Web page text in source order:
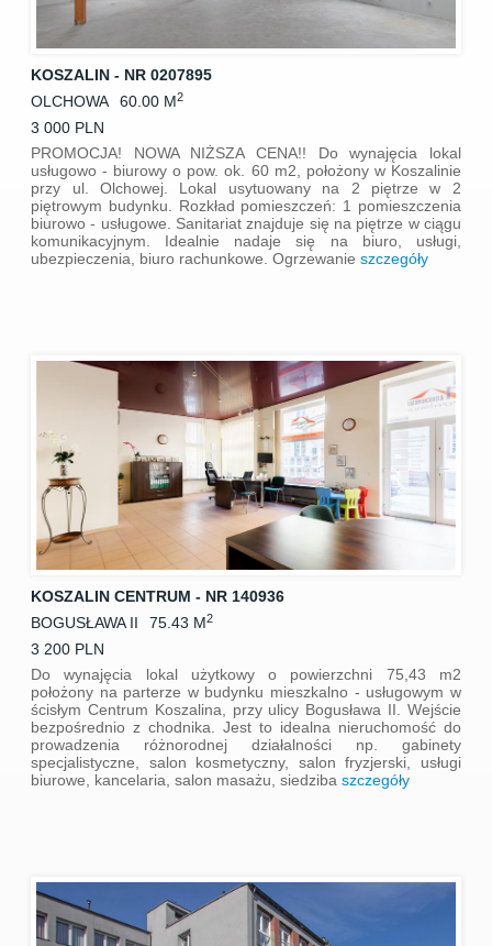
KOSZALIN - NR 0207895
OLCHOWA
60.00 M2
3 000 PLN
PROMOCJA! NOWA NIŻSZA CENA!! Do wynajęcia lokal
usługowo - biurowy o pow. ok. 60 m2, położony w Koszalinie
przy ul. Olchowej. Lokal usytuowany na 2 piętrze w 2
piętrowym budynku. Rozkład pomieszczeń: 1 pomieszczenia
biurowo - usługowe. Sanitariat znajduje się na piętrze w ciągu
komunikacyjnym. Idealnie nadaje się na biuro, usługi,
ubezpieczenia, biuro rachunkowe. Ogrzewanieszczegóły
KOSZALIN CENTRUM - NR 140936
BOGUSŁAWA II
75.43 M2
3 200 PLN
Do wynajęcia lokal użytkowy o powierzchni 75,43 m2
położony na parterze w budynku mieszkalno - usługowym w
ścisłym Centrum Koszalina, przy ulicy Bogusława II. Wejście
bezpośrednio z chodnika. Jest to idealna nieruchomość do
prowadzenia różnorodnej działalności np. gabinety
specjalistyczne, salon kosmetyczny, salon fryzjerski, usługi
biurowe, kancelaria, salon masażu, siedzibaszczegóły